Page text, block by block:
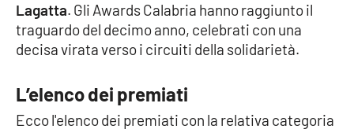
Le perfidie di Antonella Grippo
STREAMING
Lagatta. Gli Awards Calabria hanno raggiunto il
traguardo del decimo anno, celebrati con una
decisa virata verso i circuiti della solidarietà.
L’elenco dei premiati
Ecco l'elenco dei premiati con la relativa categoria